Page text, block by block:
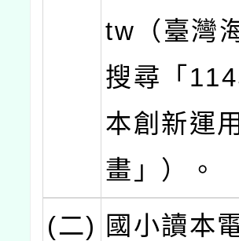
tw（臺灣
搜尋「
本創新運
畫」）。
(二) 國小讀本